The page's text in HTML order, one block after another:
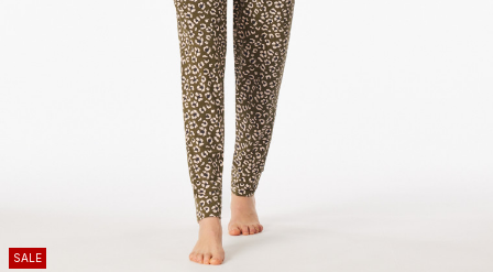
SALE